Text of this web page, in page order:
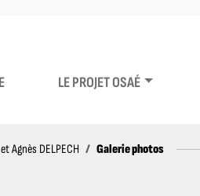
LE PROJET OSAÉ
Agnès DELPECH Galerie photos